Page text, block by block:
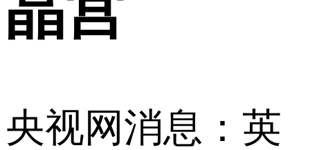
央视网消息：英